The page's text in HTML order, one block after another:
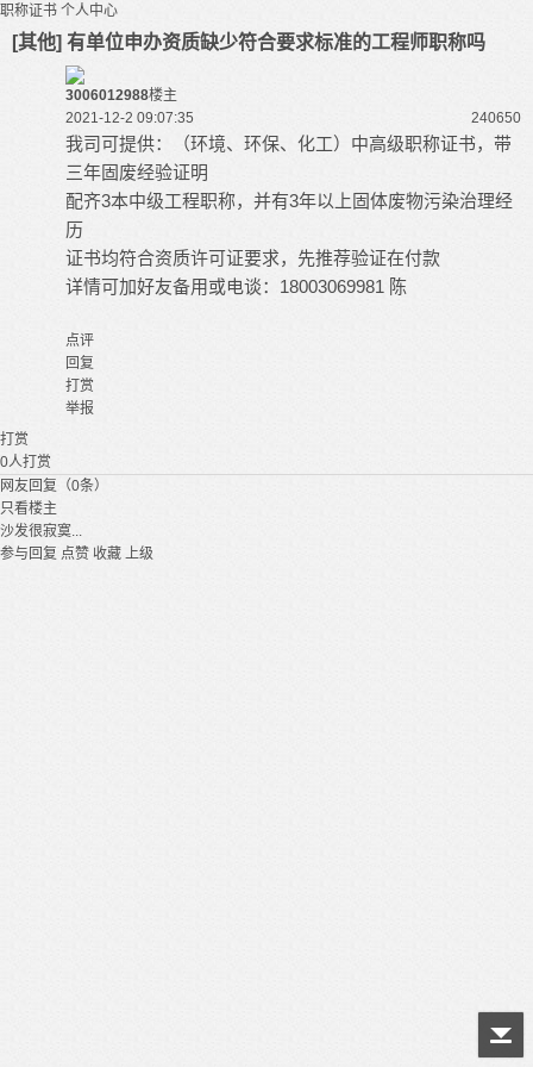
职称证书 个人中心
[其他] 有单位申办资质缺少符合要求标准的工程师职称吗
3006012988楼主
2021-12-2 09:07:35
240650
我司可提供：（环境、环保、化工）中高级职称证书，带
三年固废经验证明
配齐3本中级工程职称，并有3年以上固体废物污染治理经
历
证书均符合资质许可证要求，先推荐验证在付款
详情可加好友备用或电谈：18003069981 陈
点评
回复
打赏
举报
打赏
0人打赏
网友回复（0条）
只看楼主
沙发很寂寞...
参与回复 点赞 收藏 上级